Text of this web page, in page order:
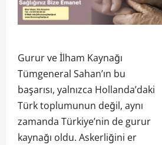
Gurur ve İlham Kaynağı
Tümgeneral Sahan’ın bu
başarısı, yalnızca Hollanda’daki
Türk toplumunun değil, aynı
zamanda Türkiye’nin de gurur
kaynağı oldu. Askerliğini er